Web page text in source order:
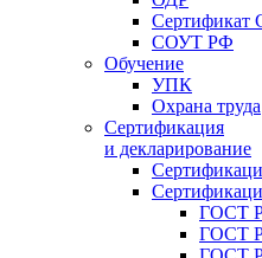
Сертификат
СОУТ РФ
Обучение
УПК
Охрана труда
Сертификация
и декларирование
ГОСТ Р
ГОСТ Р